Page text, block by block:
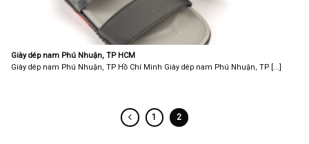
Giày dép nam Phú Nhuận, TP HCM
Giày dép nam Phú Nhuận, TP Hồ Chí Minh Giày dép nam Phú Nhuận, TP [...]
1 2